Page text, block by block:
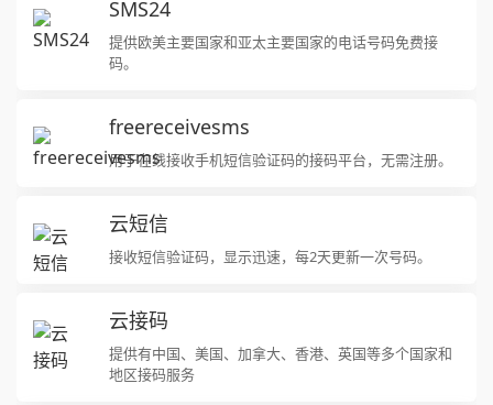
SMS24
提供欧美主要国家和亚太主要国家的电话号码免费接
码。
freereceivesms
用于在线接收手机短信验证码的接码平台，无需注册。
云短信
接收短信验证码，显示迅速，每2天更新一次号码。
云接码
提供有中国、美国、加拿大、香港、英国等多个国家和
地区接码服务